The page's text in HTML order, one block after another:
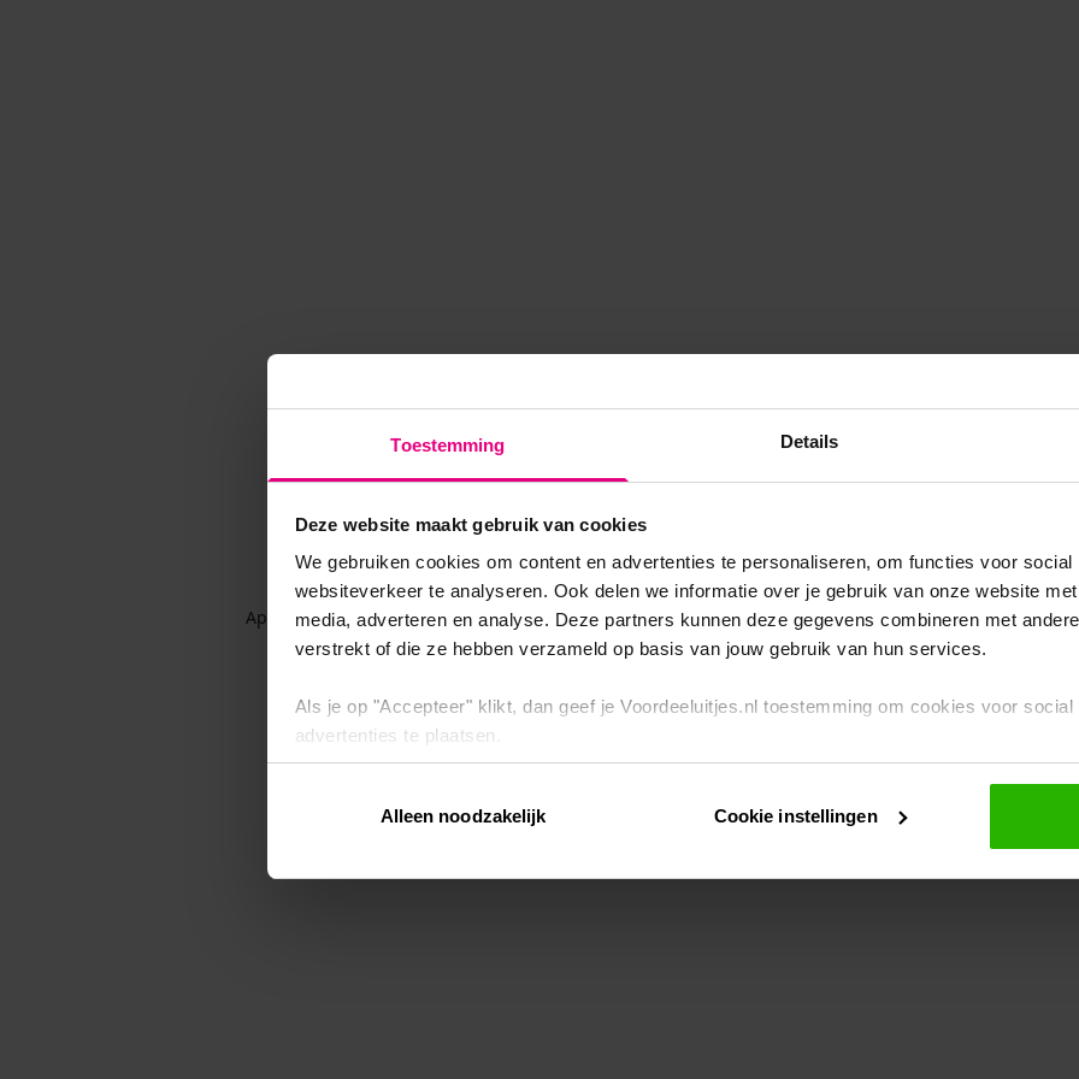
Toestemming Details
Deze website maakt gebruik van cookies
We gebruiken cookies om content en advertenties te personaliseren, om functies voor
websiteverkeer te analyseren. Ook delen we informatie over je gebruik van onze website
media, adverteren en analyse. Deze partners kunnen deze gegevens combineren met
verstrekt of die ze hebben verzameld op basis van jouw gebruik van hun services.
Als je op "Accepteer" klikt, dan geef je Voordeeluitjes.nl toestemming om cookies voor
advertenties te plaatsen.
Via "Cookie instellingen" kun je ook zelf instellen welke cookies worden geplaatst. Je kunt je
intrekken op onscookiebeleid.
Alleen noodzakelijk Cookie instellingen
Application error: a client-side exception has occurred while loadingwww.voordeeluitjes.nl (see the